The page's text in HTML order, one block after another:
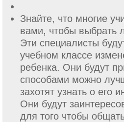
Знайте, что многие
вами, чтобы выбрать
Эти специалисты
учебном классе
ребенка. Они будут
способами можно
захотят узнать о его
Они будут
для того чтобы